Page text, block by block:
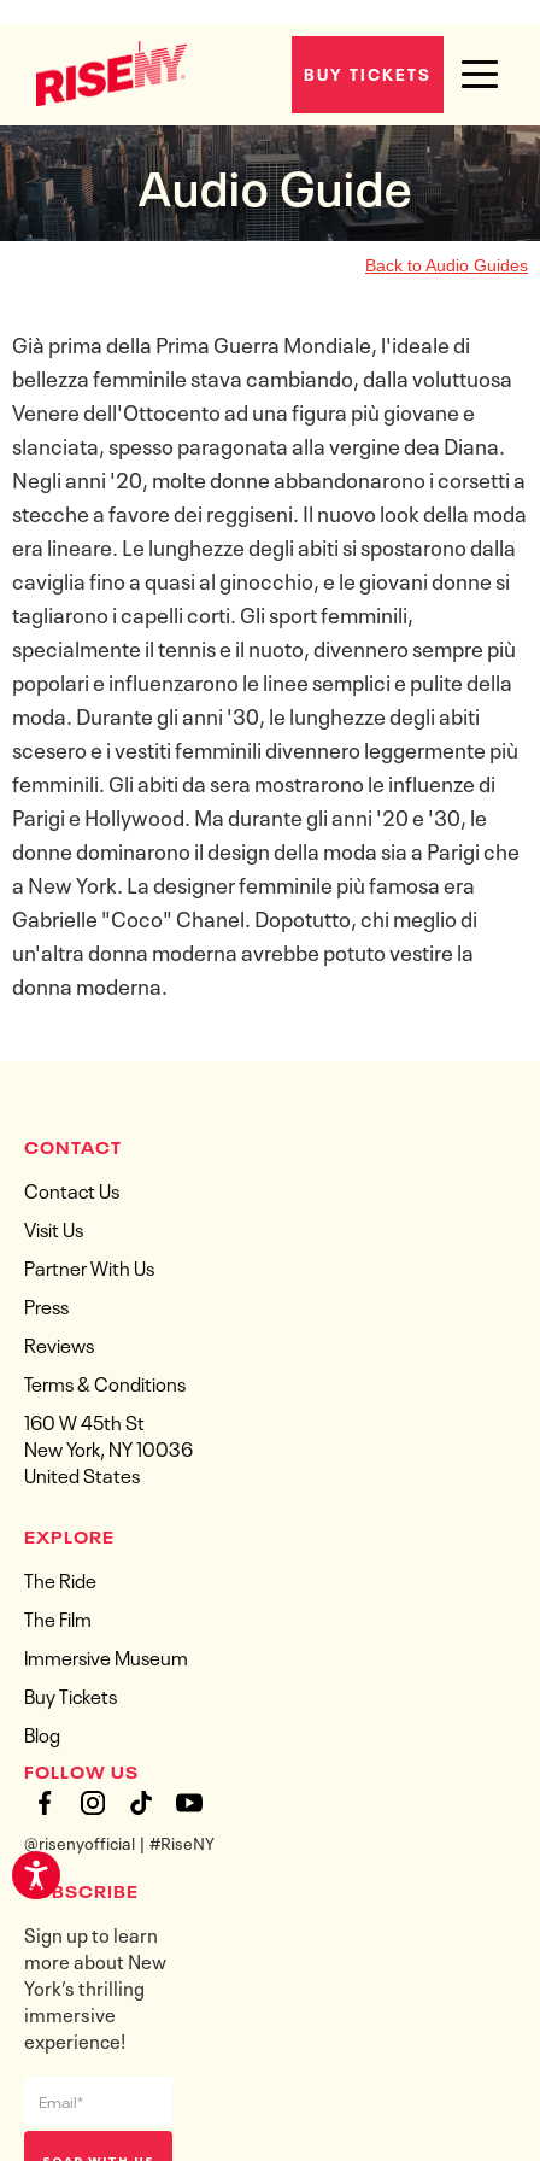
BUY TICKETS
1920s-1930s
Audio Guide
Back to Audio Guides
Già prima della Prima Guerra Mondiale, l'ideale di
bellezza femminile stava cambiando, dalla voluttuosa
Venere dell'Ottocento ad una figura più giovane e
slanciata, spesso paragonata alla vergine dea Diana.
Negli anni '20, molte donne abbandonarono i corsetti a
stecche a favore dei reggiseni. Il nuovo look della moda
era lineare. Le lunghezze degli abiti si spostarono dalla
caviglia fino a quasi al ginocchio, e le giovani donne si
tagliarono i capelli corti. Gli sport femminili,
specialmente il tennis e il nuoto, divennero sempre più
popolari e influenzarono le linee semplici e pulite della
moda. Durante gli anni '30, le lunghezze degli abiti
scesero e i vestiti femminili divennero leggermente più
femminili. Gli abiti da sera mostrarono le influenze di
Parigi e Hollywood. Ma durante gli anni '20 e '30, le
donne dominarono il design della moda sia a Parigi che
a New York. La designer femminile più famosa era
Gabrielle "Coco" Chanel. Dopotutto, chi meglio di
un'altra donna moderna avrebbe potuto vestire la
donna moderna.
CONTACT
Contact Us
Visit Us
Partner With Us
Press
Reviews
Terms & Conditions
160 W 45th St
New York, NY 10036
United States
EXPLORE
The Ride
The Film
Immersive Museum
Buy Tickets
Blog
FOLLOW US
@risenyofficial | #RiseNY
SUBSCRIBE
Sign up to learn
more about New
York’s thrilling
immersive
experience!